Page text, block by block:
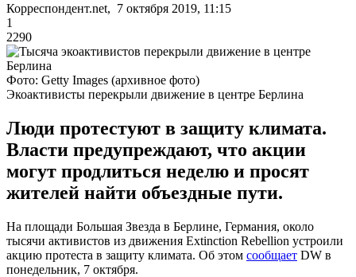
Корреспондент.net, 7 октября 2019, 11:15
1
2290
Фото: Getty Images (архивное фото)
Экоактивисты перекрыли движение в центре Берлина
Люди протестуют в защиту климата.
Власти предупреждают, что акции
могут продлиться неделю и просят
жителей найти объездные пути.
На площади Большая Звезда в Берлине, Германия, около
тысячи активистов из движения Extinction Rebellion устроили
акцию протеста в защиту климата. Об этом сообщает DW в
понедельник, 7 октября.